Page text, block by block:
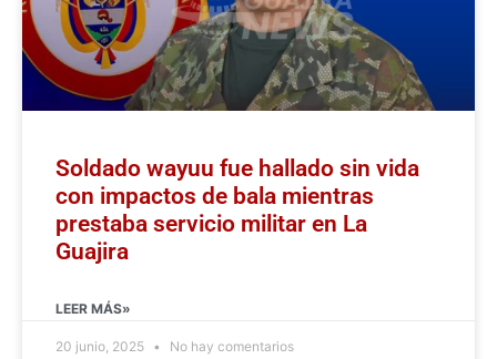
Soldado wayuu fue hallado sin vida
con impactos de bala mientras
prestaba servicio militar en La
Guajira
LEER MÁS»
20 junio, 2025 No hay comentarios